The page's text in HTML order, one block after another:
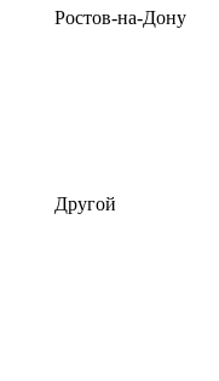
Ростов-на-Дону
Другой